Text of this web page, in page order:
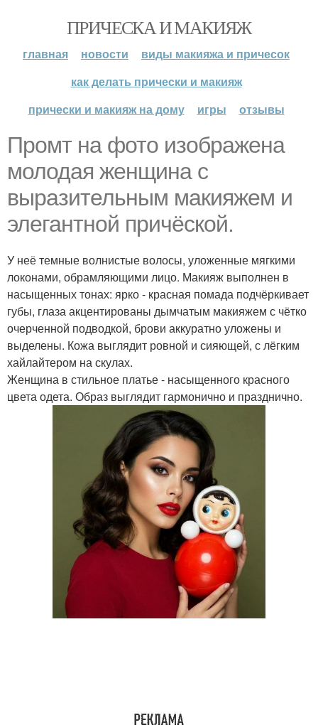
ПРИЧЕСКА И МАКИЯЖ
главная новости
виды макияжа и причесок
как делать прически и макияж
прически и макияж на дому
игры отзывы
Промт на фото изображена
молодая женщина с
выразительным макияжем и
элегантной причёской.
У неё темные волнистые волосы, уложенные мягкими
локонами, обрамляющими лицо. Макияж выполнен в
насыщенных тонах: ярко - красная помада подчёркивает
губы, глаза акцентированы дымчатым макияжем с чётко
очерченной подводкой, брови аккуратно уложены и
выделены. Кожа выглядит ровной и сияющей, с лёгким
хайлайтером на скулах.
Женщина в стильное платье - насыщенного красного
цвета одета. Образ выглядит гармонично и празднично.